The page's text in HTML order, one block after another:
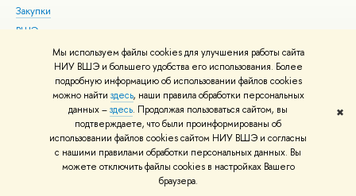
Мы используем файлы cookies для улучшения работы сайта
НИУ ВШЭ и большего удобства его использования. Более
подробную информацию об использовании файлов cookies
можно найти здесь, наши правила обработки персональных
данных –здесь. Продолжая пользоваться сайтом, вы
подтверждаете, что были проинформированы об
использовании файлов cookies сайтом НИУ ВШЭ и согласны
с нашими правилами обработки персональных данных. Вы
можете отключить файлы cookies в настройках Вашего
браузера.
✖
Закупки
ВШЭ для студентов с ограниченными возможностями
здоровья и инвалидностью
Версия для слабовидящих
Единая платежная страница
© НИУ ВШЭ 1993–2026 Адреса и контакты Условия использования
материалов Политика конфиденциальности Карта сайта
Шрифты HSE Sans и HSE Slab разработаны вШколе дизайна НИУ ВШЭ